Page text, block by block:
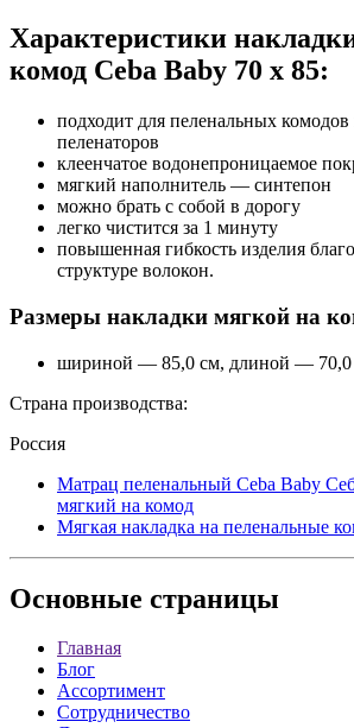
Характеристики
комод Ceba Baby 70 х 85:
подходит для пеленальных
пеленаторов
клеенчатое водонепроницаемое
мягкий наполнитель — синтепон
можно брать с собой в дорогу
легко чистится за 1 минуту
повышенная гибкость изделия
структуре волокон.
Размеры накладки мягкой на
шириной — 85,0 см, длиной — 70,0
Страна производства:
Россия
Матрац пеленальный Ceba Baby
мягкий на комод
Мягкая накладка на пеленальные
Основные страницы
Главная
Блог
Ассортимент
Сотрудничество